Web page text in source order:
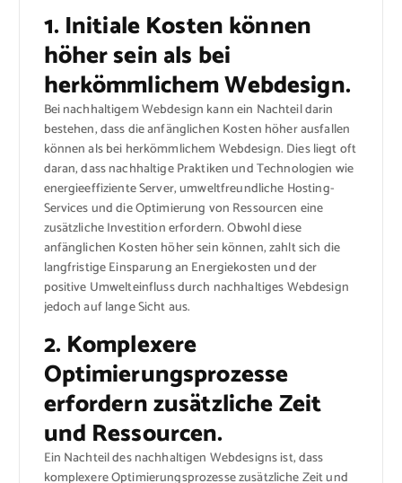
1. Initiale Kosten können
höher sein als bei
herkömmlichem Webdesign.
Bei nachhaltigem Webdesign kann ein Nachteil darin
bestehen, dass die anfänglichen Kosten höher ausfallen
können als bei herkömmlichem Webdesign. Dies liegt oft
daran, dass nachhaltige Praktiken und Technologien wie
energieeffiziente Server, umweltfreundliche Hosting-
Services und die Optimierung von Ressourcen eine
zusätzliche Investition erfordern. Obwohl diese
anfänglichen Kosten höher sein können, zahlt sich die
langfristige Einsparung an Energiekosten und der
positive Umwelteinfluss durch nachhaltiges Webdesign
jedoch auf lange Sicht aus.
2. Komplexere
Optimierungsprozesse
erfordern zusätzliche Zeit
und Ressourcen.
Ein Nachteil des nachhaltigen Webdesigns ist, dass
komplexere Optimierungsprozesse zusätzliche Zeit und